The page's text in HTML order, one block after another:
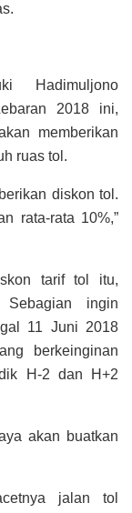
Hadimuljono
2018 ini,
memberikan
ruas tol.
diskon tol.
rata-rata 10%,”
tarif tol itu,
ingin
11 Juni 2018
berkeinginan
H-2 dan H+2
akan buatkan
jalan tol